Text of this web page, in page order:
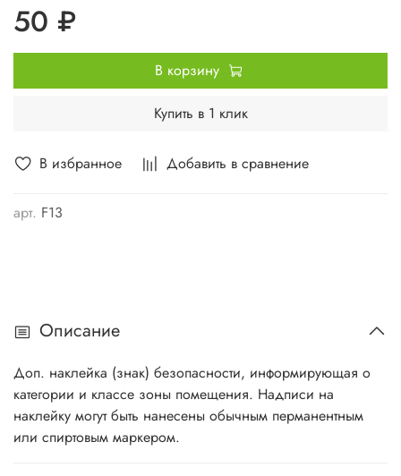
В избранное Добавить в сравнение
арт. F13
50 ₽
В корзину
Купить в 1 клик
Описание
Доп. наклейка (знак) безопасности, информирующая о
категории и классе зоны помещения. Надписи на
наклейку могут быть нанесены обычным перманентным
или спиртовым маркером.